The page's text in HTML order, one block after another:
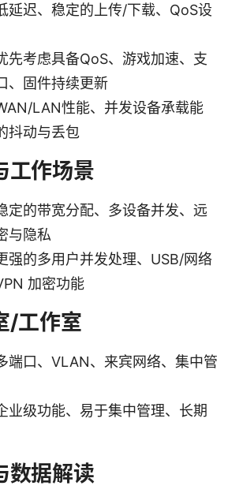
延迟、稳定的上传/下载、QoS设
先考虑具备QoS、游戏加速、支
、固件持续更新
LAN性能、并发设备承载能
抖动与丢包
工作场景
定的带宽分配、多设备并发、远
与隐私
强的多用户并发处理、USB/网络
加密功能
/工作室
端口、VLAN、来宾网络、集中管
业级功能、易于集中管理、长期
数据解读